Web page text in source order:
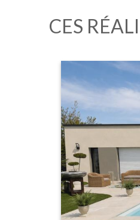
CES